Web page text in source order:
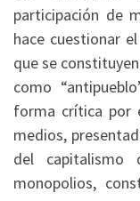
participación de
hace cuestionar
que se
como
forma crítica por
medios,
del capitalismo
monopolios,